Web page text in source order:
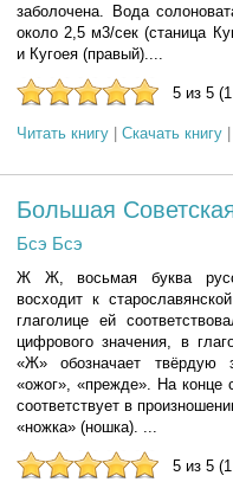
заболочена. Вода
около 2,5 м3/сек (станица
и Кугоея (правый)....
5 из 5
Читать книгу Скачать книгу
Большая
Бсэ Бсэ
Ж Ж, восьмая буква
восходит к
глаголице ей
цифрового значения, в
«Ж» обозначает
«ожог», «прежде». На конце
соответствует в
«ножка» (ношка). ...
5 из 5